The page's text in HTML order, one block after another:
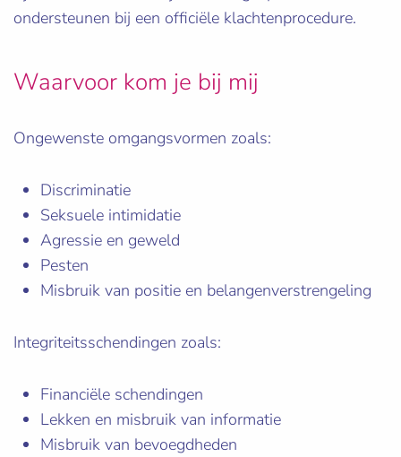
ondersteunen bij een officiële klachtenprocedure.
Waarvoor kom je bij mij
Ongewenste omgangsvormen zoals:
Discriminatie
Seksuele intimidatie
Agressie en geweld
Pesten
Misbruik van positie en belangenverstrengeling
Integriteitsschendingen zoals:
Financiële schendingen
Lekken en misbruik van informatie
Misbruik van bevoegdheden